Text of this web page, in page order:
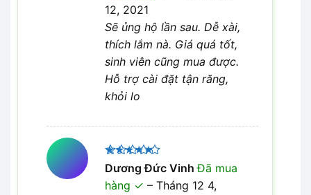
12, 2021
Sẽ ủng hộ lần sau. Dễ xài,
thích lắm nà. Giá quá tốt,
sinh viên cũng mua được.
Hỗ trợ cài đặt tận răng,
khỏi lo
Được xếp
hạng
55
sao
Dương Đức VinhĐã mua
hàng
– Tháng 12 4,